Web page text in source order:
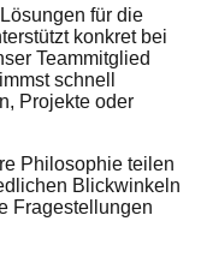
für die
konkret bei
Teammitglied
schnell
Projekte oder
Philosophie teilen
Blickwinkeln
Fragestellungen